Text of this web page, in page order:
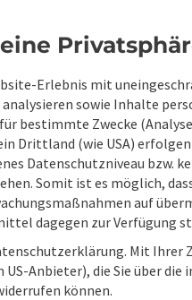
Kalkalpen
Erlebnis mit
sowie Inhalte
bestimmte Zwecke
Drittland (wie USA) erfolgen
Datenschutzniveau bzw.
Somit ist es möglich,
auf
dagegen zur Verfügung
Mit Ihrer
Anbieter), die Sie über die
können.